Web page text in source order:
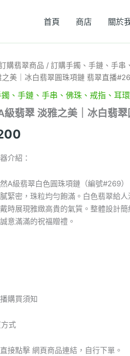
首頁 商店 關於
購翡翠商品 /訂購手鐲、手鏈、手串
之美｜冰白翡翠圓珠項鏈 翡翠直播
、手鏈、手串、佛珠、戒指、耳
級翡翠 淡雅之美｜冰白翡
介紹：
A級翡翠白色圓珠項鏈（編號#269
緊密，珠粒均勻飽滿。白色翡翠給
時展現雅緻高貴的氣質。整體設計
意滿滿的祝福贈禮。
購買須知
式
接點擊 網頁商品連結，自行下單。